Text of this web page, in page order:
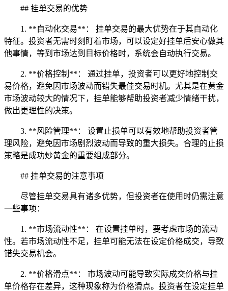
## 挂单交易的优势
1. **自动化交易**： 挂单交易的最大优势在于其自动化
特征。投资者无需时刻盯着市场，可以设定好挂单后安心做其
他事情，等到市场达到目标价格时，系统会自动执行交易。
2. **价格控制**： 通过挂单，投资者可以更好地控制交
易价格，避免因市场波动而错失最佳交易时机。尤其是在黄金
市场波动较大的情况下，挂单能够帮助投资者减少情绪干扰，
做出更理性的决策。
3. **风险管理**： 设置止损单可以有效地帮助投资者管
理风险，避免因市场剧烈波动而导致的重大损失。合理的止损
策略是成功炒黄金的重要组成部分。
## 挂单交易的注意事项
尽管挂单交易具有诸多优势，但投资者在使用时仍需注意
一些事项：
1. **市场流动性**： 在设置挂单时，要考虑市场的流动
性。若市场流动性不足，挂单可能无法在设定价格成交，导致
错失交易机会。
2. **价格滑点**： 市场波动可能导致实际成交价格与挂
单价格存在差异，这种现象称为价格滑点。投资者在设定挂单